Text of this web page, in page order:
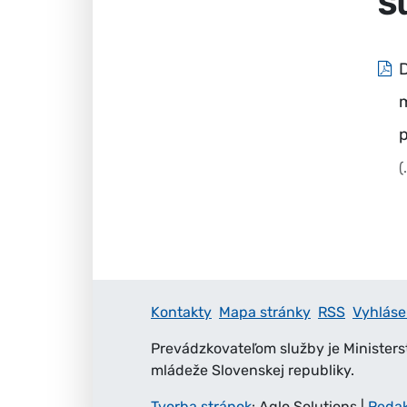
Kontakty Mapa stránky RSS
Prevádzkovateľom služby je
mládeže Slovenskej republiky.